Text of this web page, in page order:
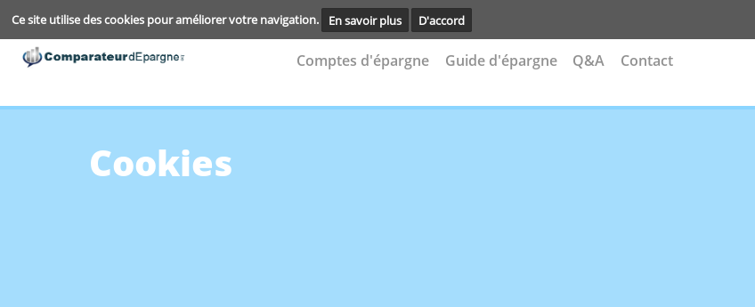
Ce site utilise des cookies pour améliorer votre navigation. En savoir plus
Comptes d'épargne Guide d'épargne Q&A
Cookies